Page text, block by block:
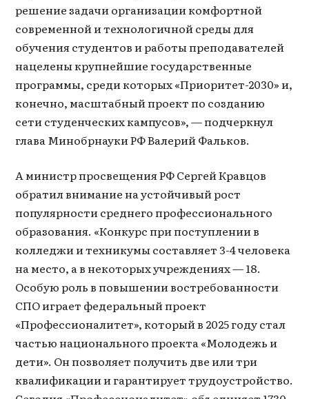
решение задачи организации комфортной
современной и технологичной среды для
обучения студентов и работы преподавателей
нацелены крупнейшие государственные
программы, среди которых «Приоритет-2030» и,
конечно, масштабный проект по созданию
сети студенческих кампусов», — подчеркнул
глава Минобрнауки РФ Валерий Фальков.
А министр просвещения РФ Сергей Кравцов
обратил внимание на устойчивый рост
популярности среднего профессионального
образования. «Конкурс при поступлении в
колледжи и техникумы составляет 3-4 человека
на место, а в некоторых учреждениях — 18.
Особую роль в повышении востребованности
СПО играет федеральный проект
«Профессионалитет», который в 2025 году стал
частью национального проекта «Молодежь и
дети». Он позволяет получить две или три
квалификации и гарантирует трудоустройство.